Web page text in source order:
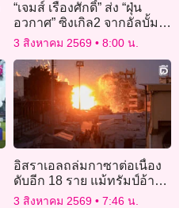
“เจมส์ เรืองศักดิ์” ส่ง “ฝุ่น
อวกาศ” ซิงเกิล2 จากอัลบั้ม
“Present Tense ปัจจุบันกาล”
3 สิงหาคม 2569 8:00 น.
อิสราเอลถล่มกาซาต่อเนื่อง
ดับอีก 18 ราย แม้ทรัมป์อ้าง
ฮามาสยอมวางอาวุธ
3 สิงหาคม 2569 7:46 น.